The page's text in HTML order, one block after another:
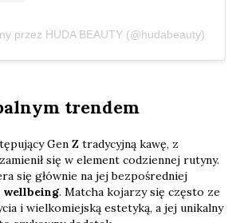
przez HUDA BEAUTY (@hudabeauty)
trendem
Gen Z tradycyjną kawę, z
się w element codziennej rutyny.
się głównie na jej bezpośredniej
wellbeing. Matcha kojarzy się często ze
i wielkomiejską estetyką, a jej unikalny